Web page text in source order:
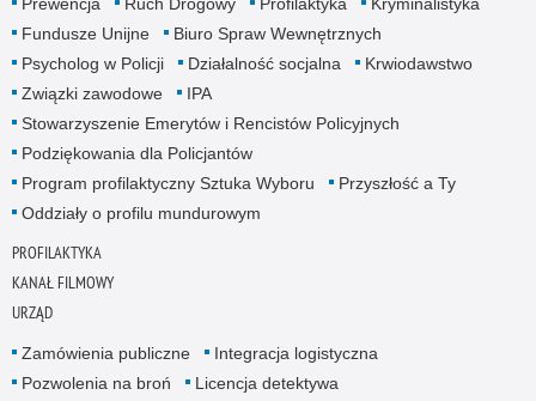
Prewencja Ruch Drogowy Profilaktyka
Kryminalistyka
Fundusze Unijne
Biuro Spraw Wewnętrznych
Psycholog w Policji
Działalność socjalna
Krwiodawstwo
Związki zawodowe
IPA
Stowarzyszenie Emerytów i Rencistów Policyjnych
Podziękowania dla Policjantów
Program profilaktyczny Sztuka Wyboru
Przyszłość a Ty
Oddziały o profilu mundurowym
PROFILAKTYKA
KANAŁ FILMOWY
URZĄD
Zamówienia publiczne
Integracja logistyczna
Pozwolenia na broń
Licencja detektywa